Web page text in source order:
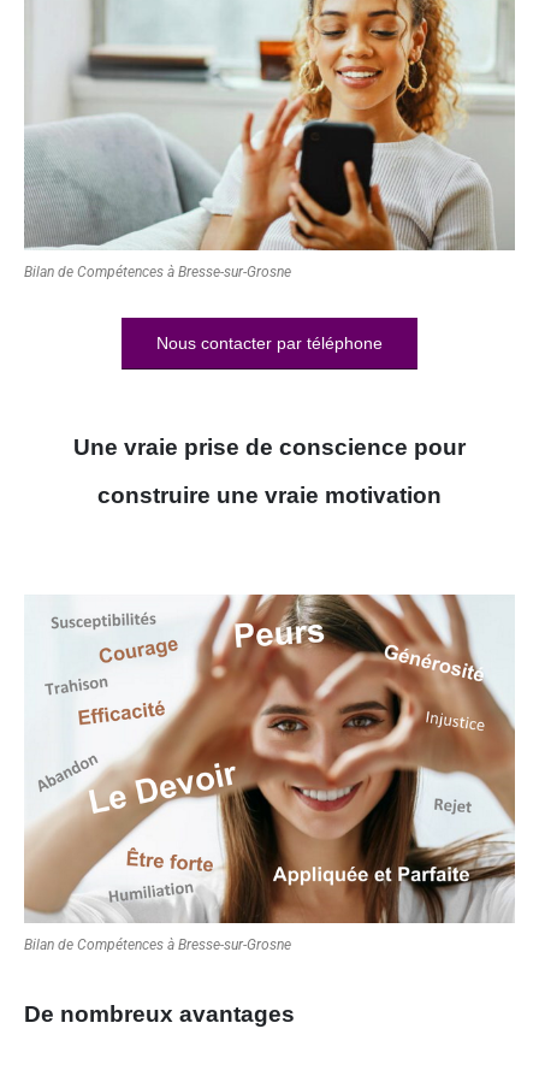
Bilan de Compétences à Bresse-sur-Grosne
Nous contacter par téléphone
Une vraie prise de conscience pour
construire une vraie motivation
Bilan de Compétences à Bresse-sur-Grosne
De nombreux avantages